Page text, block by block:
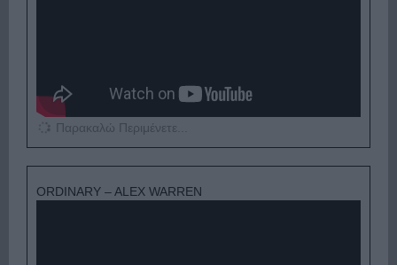
Παρακαλώ Περιμένετε...
ORDINARY – ALEX WARREN